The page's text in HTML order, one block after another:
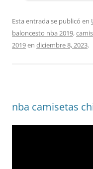
Esta entrada se publicó en
baloncesto nba 2019,
2019en diciembre 8, 2023.
nba camisetas